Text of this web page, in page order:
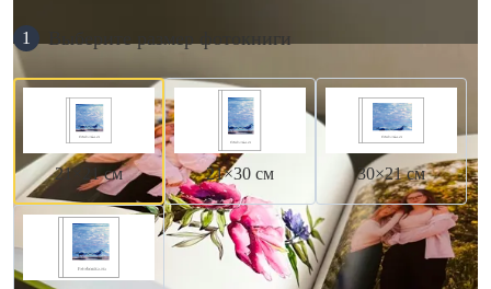
1 Выберите размер фотокниги
21×21 см 21×30 см 30×21 см